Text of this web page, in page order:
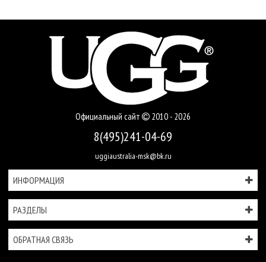
Официальный сайт 2010 - 2026
8(495)241-04-69
uggiaustralia-msk@bk.ru
ИНФОРМАЦИЯ
РАЗДЕЛЫ
ОБРАТНАЯ СВЯЗЬ